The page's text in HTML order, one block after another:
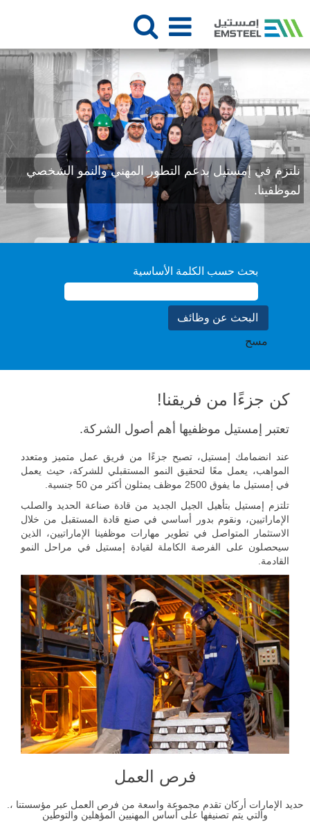
نلتزم في إمستيل بدعم التطور المهني والنمو الشخصي
لموظفينا.
بحث حسب الكلمة الأساسية
مسح
!كن جزءًا من فريقنا
تعتبر إمستيل موظفيها أهم أصول الشركة.
عند انضمامك إمستيل، تصبح جزءًا من فريق عمل متميز ومتعدد
المواهب، يعمل معًا لتحقيق النمو المستقبلي للشركة، حيث يعمل
في إمستيل ما يفوق 2500 موظف يمثلون أكثر من 50 جنسية.
تلتزم إمستيل بتأهيل الجيل الجديد من قادة صناعة الحديد والصلب
الإماراتيين، ونقوم بدور أساسي في صنع قادة المستقبل من خلال
الاستثمار المتواصل في تطوير مهارات موظفينا الإماراتيين، الذين
سيحصلون على الفرصة الكاملة لقيادة إمستيل في مراحل النمو
القادمة.
فرص العمل
.حديد الإمارات أركان تقدم مجموعة واسعة من فرص العمل عبر مؤسستنا ،
والتي يتم تصنيفها على أساس المهنيين المؤهلين والتوطين